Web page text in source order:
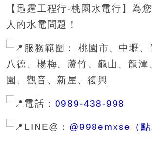
【迅霆工程行-桃園水電行】為
人的水電問題！
服務範圍： 桃園市、中壢、
八德、楊梅、蘆竹、龜山、龍潭
園、觀音、新屋、復興
電話： 0989-438-998
LINE@： @998emxse（點